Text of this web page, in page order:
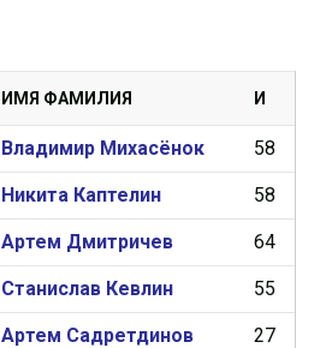
ИМЯ ФАМИЛИЯ И
Владимир Михасёнок 58
Никита Каптелин 58
Артем Дмитричев 64
Станислав Кевлин 55
Артем Садретдинов 27